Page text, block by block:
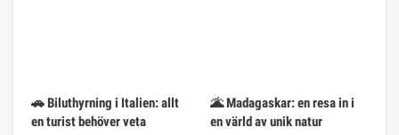
🚗 Biluthyrning i Italien: allt
en turist behöver veta
🌋 Madagaskar: en resa in i
en värld av unik natur